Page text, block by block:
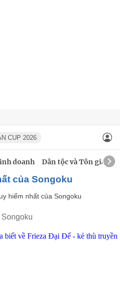
CUP 2026
doanh Dân tộc và Tôn giáo
của Songoku
hiểm nhất của Songoku